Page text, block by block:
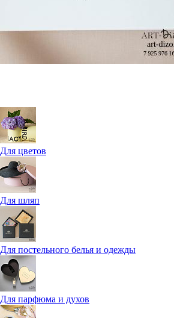
Для цветов
Для шляп
Для постельного белья и одежды
Для парфюма и духов